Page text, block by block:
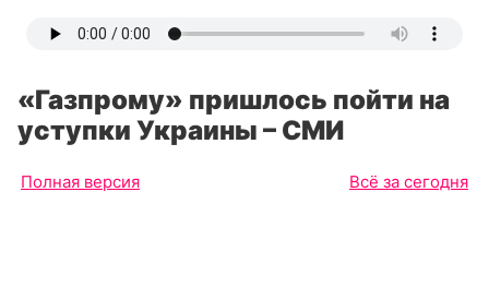
«Газпрому» пришлось пойти на
уступки Украины – СМИ
Полная версия Всё за сегодня